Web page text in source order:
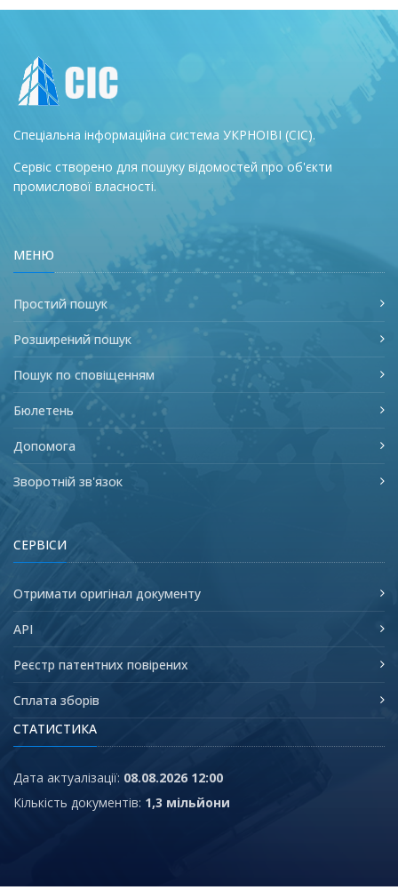
Спеціальна інформаційна система УКРНОІВІ (СІС).
Сервіс створено для пошуку відомостей про об'єкти
промислової власності.
МЕНЮ
Простий пошук
Розширений пошук
Пошук по сповіщенням
Бюлетень
Допомога
Зворотній зв'язок
СЕРВІСИ
Отримати оригінал документу
API
Реєстр патентних повірених
Сплата зборів
СТАТИСТИКА
Дата актуалізації: 08.08.2026 12:00
Кількість документів: 1,3 мільйони